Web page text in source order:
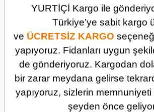
YURTİÇİ Kargo ile
Türkiye’ye sabit kargo
ve ÜCRETSİZ KARGO
yapıyoruz. Fidanları uygun
de gönderiyoruz. Kargodan
bir zarar meydana gelirse
yapıyoruz, sizlerin
şeyden önce